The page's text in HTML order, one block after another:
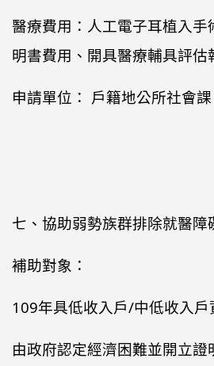
醫療費用：人工電子耳植入手
明書費用、開具醫療輔具評估
申請單位： 戶籍地公所社會課
七、協助弱勢族群排除就醫障
補助對象：
109年具低收入戶/中低收入戶
由政府認定經濟困難並開立證